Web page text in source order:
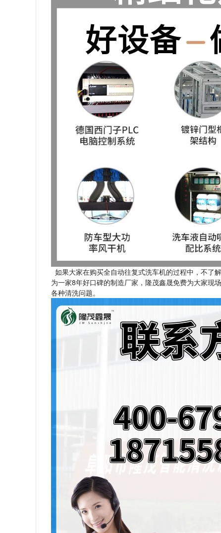
如果大家在购买全自动往复式洗车机的过程中，不了
为一家8年好口碑的制造厂家，隆茂鑫晟免费为大家现
各种清洗问题。